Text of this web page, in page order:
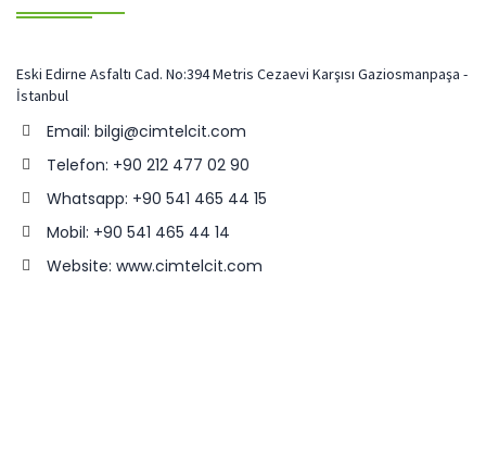
Eski Edirne Asfaltı Cad. No:394 Metris Cezaevi Karşısı Gaziosmanpaşa -
İstanbul
Email: bilgi@cimtelcit.com
Telefon: +90 212 477 02 90
Whatsapp: +90 541 465 44 15
Mobil: +90 541 465 44 14
Website: www.cimtelcit.com